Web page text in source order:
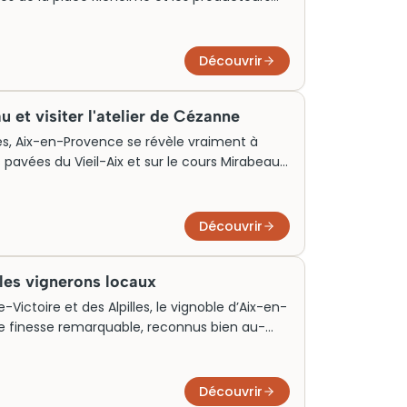
chefs enracinés dans le terroir local, ces
et débutants, souvent suivis d’une
Découvrir
et visiter l'atelier de Cézanne
Aix-en-Provence se révèle vraiment à
du Vieil-Aix et sur le cours Mirabeau
de ses marchés provençaux. Prévoir
historique étant entièrement piéton.
Découvrir
vignerons locaux
Victoire et des Alpilles, le vignoble d’Aix-en-
finesse remarquable, reconnus bien au-
Une initiation idéale avant de partir à
Découvrir